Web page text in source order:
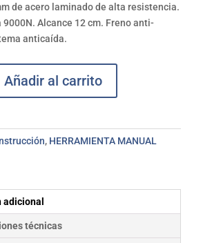
de acero laminado de alta resistencia.
9000N. Alcance 12 cm. Freno anti-
anticaída.
Añadir al carrito
, HERRAMIENTA MANUAL
técnicas